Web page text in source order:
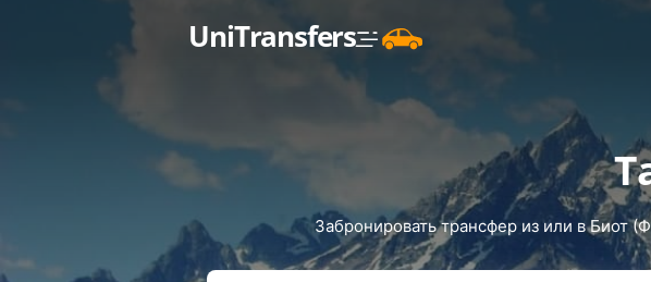
UniTransfers
Забронировать трансфер из или в Биот